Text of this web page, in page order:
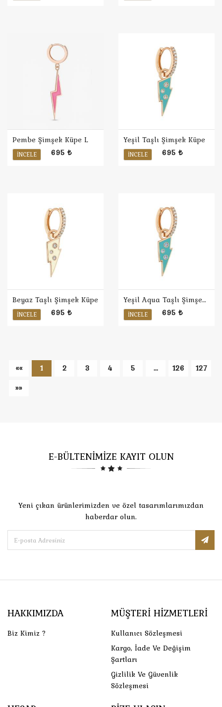
Pembe Şimşek Küpe L
İNCELE 695 ₺
Yeşil Taşlı Şimşek Küpe
İNCELE 695 ₺
Beyaz Taşlı Şimşek Küpe
İNCELE 695 ₺
Yeşil Aqua Taşlı Şimşek Küpe
İNCELE 695 ₺
«« 1 2 3 4 5 ... 126
127
»»
E-BÜLTENİMİZE KAYIT OLUN
Yeni çıkan ürünlerimizden ve özel tasarımlarımızdan
haberdar olun.
HAKKIMIZDA
Biz Kimiz ?
MÜŞTERI HIZMETLERI
Kullanıcı Sözleşmesi
Kargo, İade Ve Değişim
Şartları
Gizlilik Ve Güvenlik
Sözleşmesi